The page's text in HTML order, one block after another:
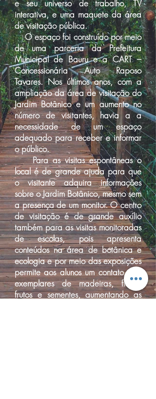
e seu universo de trabalho, TV
interativa, e uma maquete da área
de visitação pública.
O espaço foi construído por meio
de uma parceria da Prefeitura
Municipal de Bauru e a CART –
Concessionária Auto Raposo
Tavares. Nos últimos anos, com a
ampliação da área de visitação do
Jardim Botânico e um aumento no
número de visitantes, havia a a
necessidade de um espaço
adequado para receber e informar
o público.
Para as visitas espontâneas o
local é de grande ajuda para que
o visitante adquira informações
sobre o Jardim Botânico, mesmo sem
a presença de um monitor. O centro
de visitação é de grande auxílio
também para as visitas monitoradas
de escolas, pois apresenta
conteúdos na área de botânica e
ecologia e por meio das exposições
permite aos alunos um contato com
exemplares de madeiras, flores,
frutos e sementes, aumentando as